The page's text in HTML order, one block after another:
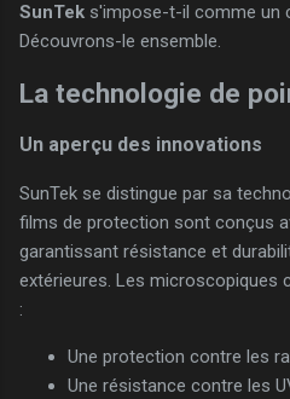
SunTek s'impose-t-il comme un
Découvrons-le ensemble.
La technologie de
Un aperçu des innovations
SunTek se distingue par sa
films de protection sont conçus
garantissant résistance et
extérieures. Les microscopiques
:
Une protection contre les
Une résistance contre les